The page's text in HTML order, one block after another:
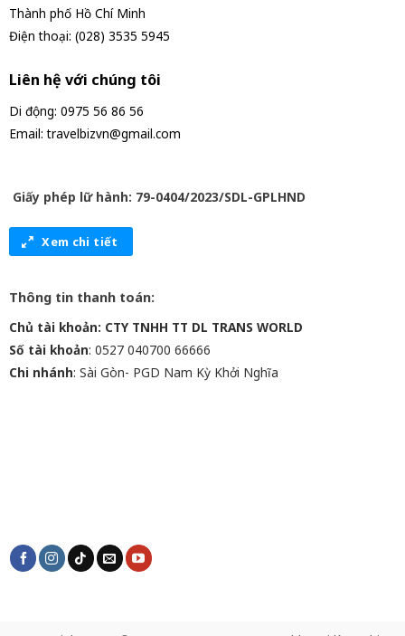
Thành phố Hồ Chí Minh
Điện thoại: (028) 3535 5945
Liên hệ với chúng tôi
Di động: 0975 56 86 56
Email: travelbizvn@gmail.com
Giấy phép lữ hành: 79-0404/2023/SDL-GPLHND
Xem chi tiết
Thông tin thanh toán:
Chủ tài khoản: CTY TNHH TT DL TRANS WORLD
Số tài khoản: 0527 040700 66666
Chi nhánh: Sài Gòn- PGD Nam Kỳ Khởi Nghĩa